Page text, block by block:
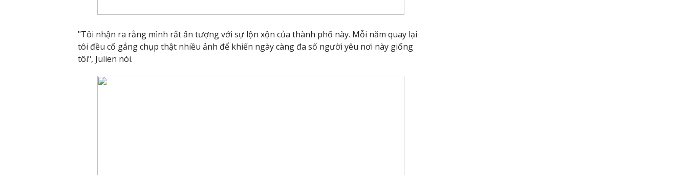
"Tôi nhận ra rằng mình rất ấn tượng với sự lộn xộn của thành phố này. Mỗi năm quay lại
tôi đều cố gắng chụp thật nhiều ảnh để khiến ngày càng đa số người yêu nơi này giống
tôi", Julien nói.